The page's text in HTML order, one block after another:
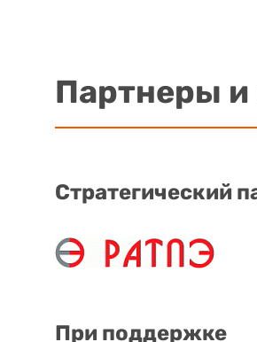
Партнеры
Стратегический
При поддержке